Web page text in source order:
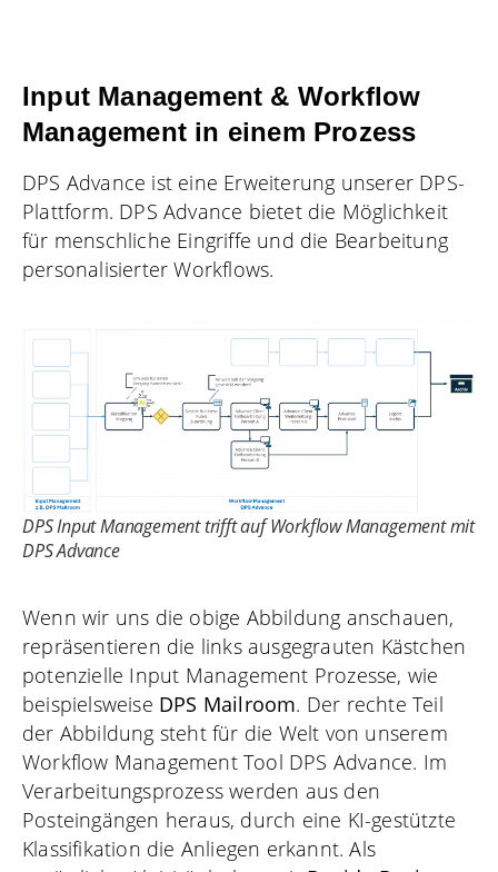
Input Management & Workflow
Management in einem Prozess
DPS Advance ist eine Erweiterung unserer DPS-
Plattform. DPS Advance bietet die Möglichkeit
für menschliche Eingriffe und die Bearbeitung
personalisierter Workflows.
DPS Input Management trifft auf Workflow Management mit
DPS Advance
Wenn wir uns die obige Abbildung anschauen,
repräsentieren die links ausgegrauten Kästchen
potenzielle Input Management Prozesse, wie
beispielsweise DPS Mailroom. Der rechte Teil
der Abbildung steht für die Welt von unserem
Workflow Management Tool DPS Advance. Im
Verarbeitungsprozess werden aus den
Posteingängen heraus, durch eine KI-gestützte
Klassifikation die Anliegen erkannt. Als